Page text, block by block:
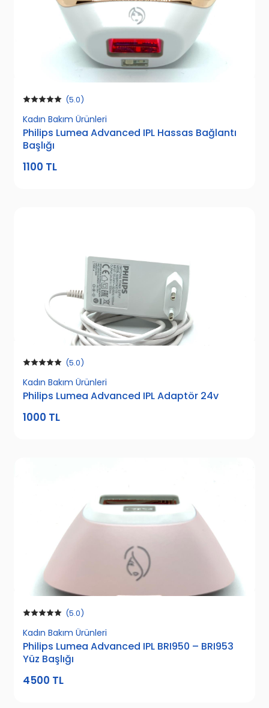
(5.0)
Kadın Bakım Ürünleri
Philips Lumea Advanced IPL Hassas Bağlantı
Başlığı
1100 TL
(5.0)
Kadın Bakım Ürünleri
Philips Lumea Advanced IPL Adaptör 24v
1000 TL
(5.0)
Kadın Bakım Ürünleri
Philips Lumea Advanced IPL BRI950 – BRI953
Yüz Başlığı
4500 TL